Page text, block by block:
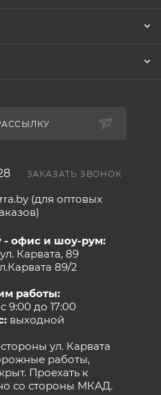
ЗАКАЗАТЬ ЗВОНОК
(для оптовых
- офис и шоу-рум:
Карвата, 89
89/2
работы:
с 9:00 до 17:00
выходной
ул. Карвата
работы,
Проехать к
со стороны МКАД.